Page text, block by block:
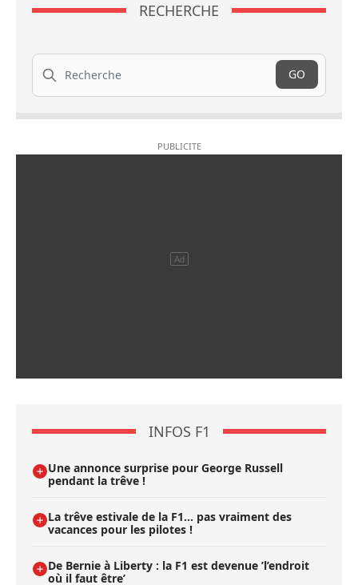
RECHERCHE
Recherche
GO
INFOS F1
Une annonce surprise pour George Russell
pendant la trêve !
La trêve estivale de la F1... pas vraiment des
vacances pour les pilotes !
De Bernie à Liberty : la F1 est devenue ’l’endroit
où il faut être’